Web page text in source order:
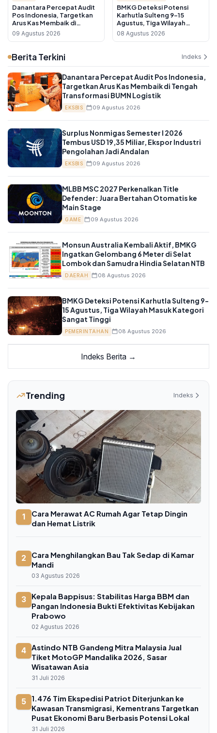
Danantara Percepat Audit
Pos Indonesia, Targetkan
Arus Kas Membaik di
Tengah Transformasi BUMN
Logistik
09 Agustus 2026
BMKG Deteksi Potensi
Karhutla Sulteng 9-15
Agustus, Tiga Wilayah
Masuk Kategori Sangat
Tinggi
08 Agustus 2026
Berita Terkini Indeks
Danantara Percepat Audit Pos Indonesia,
Targetkan Arus Kas Membaik di Tengah
Transformasi BUMN Logistik
EKSBIS 09 Agustus 2026
Surplus Nonmigas Semester I 2026
Tembus USD 19,35 Miliar, Ekspor Industri
Pengolahan Jadi Andalan
EKSBIS 09 Agustus 2026
MLBB MSC 2027 Perkenalkan Title
Defender: Juara Bertahan Otomatis ke
Main Stage
GAME 09 Agustus 2026
Monsun Australia Kembali Aktif, BMKG
Ingatkan Gelombang 6 Meter di Selat
Lombok dan Samudra Hindia Selatan NTB
DAERAH 08 Agustus 2026
BMKG Deteksi Potensi Karhutla Sulteng 9-
15 Agustus, Tiga Wilayah Masuk Kategori
Sangat Tinggi
PEMERINTAHAN 08 Agustus 2026
Indeks Berita →
Trending Indeks
1
Cara Merawat AC Rumah Agar Tetap Dingin
dan Hemat Listrik
2
Cara Menghilangkan Bau Tak Sedap di Kamar
Mandi
03 Agustus 2026
3
Kepala Bappisus: Stabilitas Harga BBM dan
Pangan Indonesia Bukti Efektivitas Kebijakan
Prabowo
02 Agustus 2026
4
Astindo NTB Gandeng Mitra Malaysia Jual
Tiket MotoGP Mandalika 2026, Sasar
Wisatawan Asia
31 Juli 2026
5
1.476 Tim Ekspedisi Patriot Diterjunkan ke
Kawasan Transmigrasi, Kementrans Targetkan
Pusat Ekonomi Baru Berbasis Potensi Lokal
31 Juli 2026